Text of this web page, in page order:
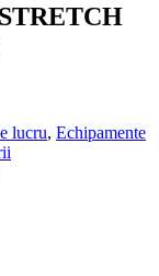
lucru, Echipamente